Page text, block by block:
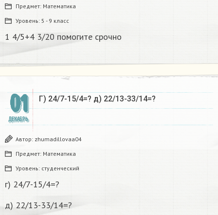
Предмет: Математика
Уровень: 5 - 9 класс
1 4/5+4 3/20 помогите срочно ​
01
ДЕКАБРЬ
Г) 24/7-15/4=? д) 22/13-33/14=?
Автор: zhumadillovaa04
Предмет: Математика
Уровень: студенческий
г) 24/7-15/4=?
д) 22/13-33/14=?